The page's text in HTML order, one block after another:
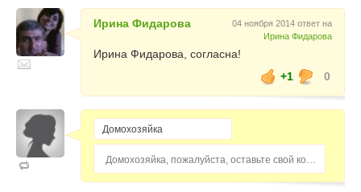
Ирина Фидарова
04 ноября 2014 ответ на
Ирина Фидарова
Ирина Фидарова, согласна!
+1
0
Домохозяйка, пожалуйста, оставьте свой комментарий...